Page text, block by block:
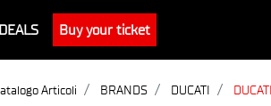
Buy your ticket
Articoli BRANDS DUCATI